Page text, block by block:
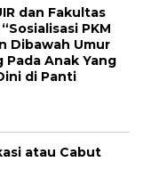
dan Fakultas
PKM
Dibawah Umur
Anak Yang
di Panti
atau Cabut